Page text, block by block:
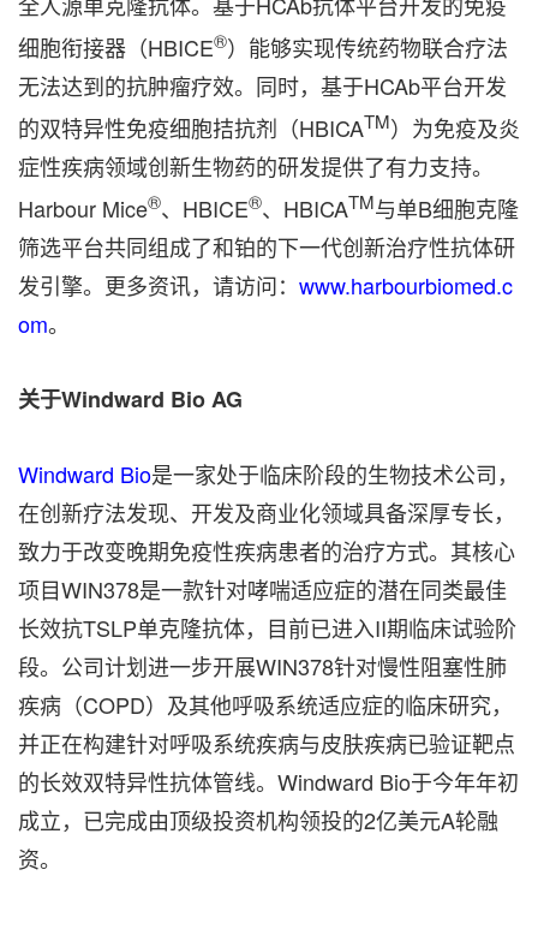
细胞衔接器（HBICE®）能够实现传统药物联合疗法
无法达到的抗肿瘤疗效。同时，基于HCAb平台开发
的双特异性免疫细胞拮抗剂（HBICATM）为免疫及炎
症性疾病领域创新生物药的研发提供了有力支持。
Harbour Mice®、HBICE®、HBICATM与单B细胞克隆
筛选平台共同组成了和铂的下一代创新治疗性抗体研
发引擎。更多资讯，请访问： www.harbourbiomed.c
om。
关于Windward Bio AG
Windward Bio是一家处于临床阶段的生物技术公司，
在创新疗法发现、开发及商业化领域具备深厚专长，
致力于改变晚期免疫性疾病患者的治疗方式。其核心
项目WIN378是一款针对哮喘适应症的潜在同类最佳
长效抗TSLP单克隆抗体，目前已进入II期临床试验阶
段。公司计划进一步开展WIN378针对慢性阻塞性肺
疾病（COPD）及其他呼吸系统适应症的临床研究，
并正在构建针对呼吸系统疾病与皮肤疾病已验证靶点
的长效双特异性抗体管线。Windward Bio于今年年初
成立，已完成由顶级投资机构领投的2亿美元A轮融
资。